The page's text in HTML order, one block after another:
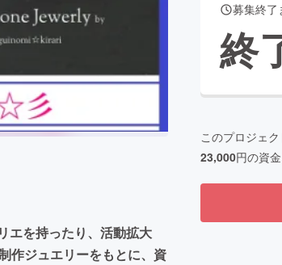
for Social Good
ふるさと納税
エを持ったり、活動拡大
作ジュエリーをもとに、資
募集終了
終
このプロジェク
23,000円の資